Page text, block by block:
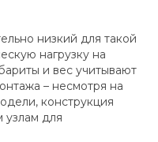
низкий для такой
нагрузку на
и вес учитывают
– несмотря на
конструкция
узлам для